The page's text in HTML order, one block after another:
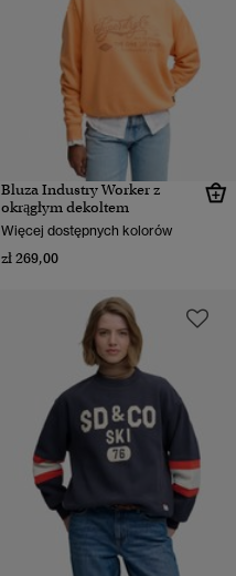
Bluza Industry Worker z
okrągłym dekoltem
Więcej dostępnych kolorów
zł 269,00